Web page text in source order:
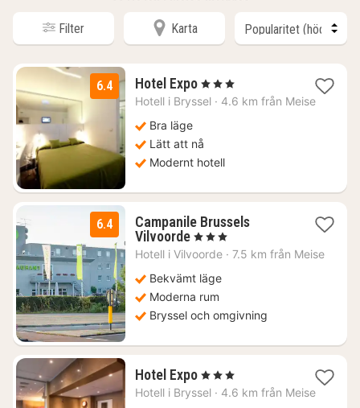
Filter Karta
6.4 Hotel Expo1
natt
kr.
, 3 Stjärnor
Hotell i Bryssel · 4.6 km från Meise
Bra läge
Lätt att nå
Modernt hotell
6.4
Campanile Brussels
Vilvoorde1
natt
1111
kr.
, 3 Stjärnor
Hotell i Vilvoorde · 7.5 km från Meise
Bekvämt läge
Moderna rum
Bryssel och omgivning
Hotel Expo1
natt
, 3 Stjärnor
Hotell i Bryssel · 4.6 km från Meise